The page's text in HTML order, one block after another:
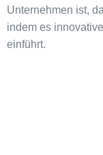
Unternehmen ist,
indem es
einführt.